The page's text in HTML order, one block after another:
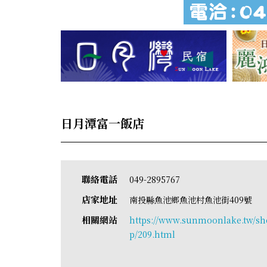
日月潭富一飯店
聯絡電話 049-2895767
店家地址 南投縣魚池鄉魚池村魚池街409號
相關網站
https://www.sunmoonlake.tw/
p/209.html